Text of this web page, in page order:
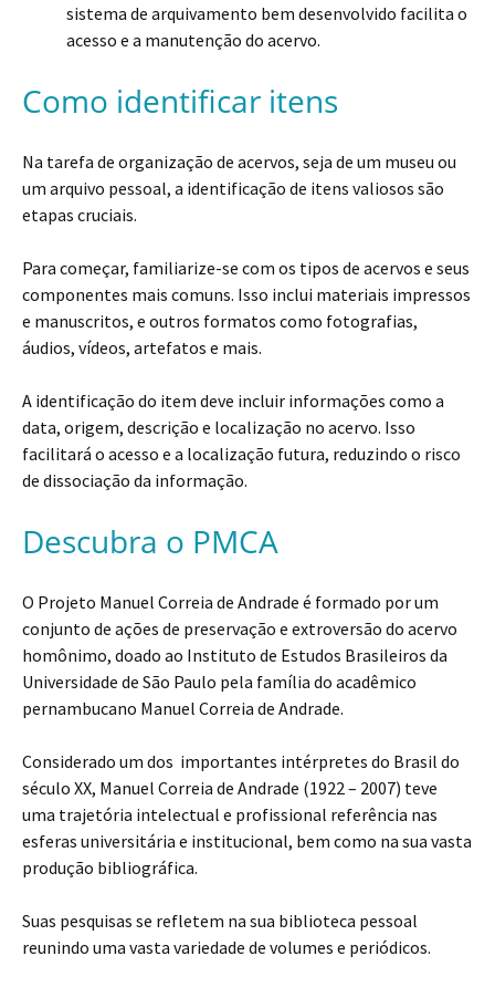
sistema de arquivamento bem desenvolvido facilita o
acesso e a manutenção do acervo.
Como identificar itens
Na tarefa de organização de acervos, seja de um museu ou
um arquivo pessoal, a identificação de itens valiosos são
etapas cruciais.
Para começar, familiarize-se com os tipos de acervos e seus
componentes mais comuns. Isso inclui materiais impressos
e manuscritos, e outros formatos como fotografias,
áudios, vídeos, artefatos e mais.
A identificação do item deve incluir informações como a
data, origem, descrição e localização no acervo. Isso
facilitará o acesso e a localização futura, reduzindo o risco
de dissociação da informação.
Descubra o PMCA
O Projeto Manuel Correia de Andrade é formado por um
conjunto de ações de preservação e extroversão do acervo
homônimo, doado ao Instituto de Estudos Brasileiros da
Universidade de São Paulo pela família do acadêmico
pernambucano Manuel Correia de Andrade.
Considerado um dos importantes intérpretes do Brasil do
século XX, Manuel Correia de Andrade (1922 – 2007) teve
uma trajetória intelectual e profissional referência nas
esferas universitária e institucional, bem como na sua vasta
produção bibliográfica.
Suas pesquisas se refletem na sua biblioteca pessoal
reunindo uma vasta variedade de volumes e periódicos.